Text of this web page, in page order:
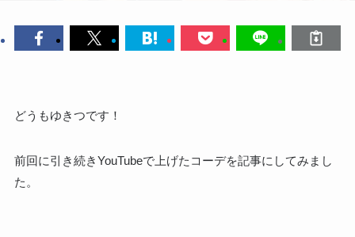
どうもゆきつです！
前回に引き続きYouTubeで上げたコーデを記事にしてみまし
た。